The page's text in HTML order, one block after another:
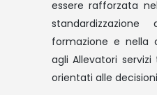
essere rafforzata
formazione e nella
agli Allevatori
orientati alle